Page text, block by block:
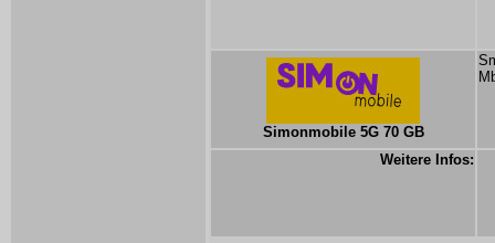
Simonmobile 5G 70 GB
Weitere Infos: